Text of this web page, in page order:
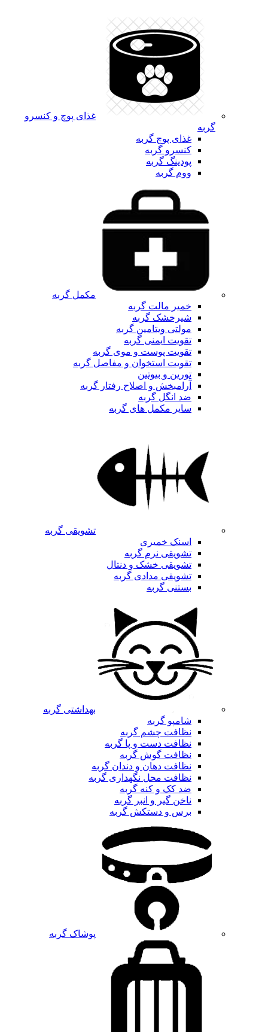
غذای پوچ و کنسرو
گربه
غذای پوچ گربه
کنسرو گربه
پودینگ گربه
ووم گربه
مکمل گربه
خمیر مالت گربه
شیرخشک گربه
مولتی ویتامین گربه
تقویت ایمنی گربه
تقویت پوست و موی گربه
تقویت استخوان و مفاصل گربه
تورین و بیوتین
آرامبخش و اصلاح رفتار گربه
ضد انگل گربه
سایر مکمل های گربه
تشویقی گربه
اسنک خمیری
تشویقی نرم گربه
تشویقی خشک و دنتال
تشویقی مدادی گربه
بستنی گربه
بهداشتی گربه
شامپو گربه
نظافت چشم گربه
نظافت دست و پا گربه
نظافت گوش گربه
نظافت دهان و دندان گربه
نظافت محل نگهداری گربه
ضد کک و کنه گربه
ناخن گیر و انبر گربه
برس و دستکش گربه
پوشاک گربه